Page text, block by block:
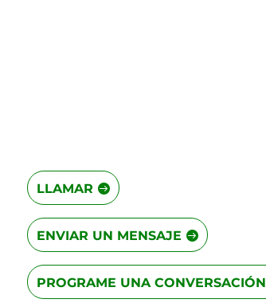
LLAMAR
ENVIAR UN MENSAJE
PROGRAME UNA CONVERSACIÓN